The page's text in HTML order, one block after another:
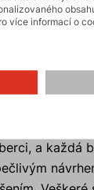
či
a každá
více informací o